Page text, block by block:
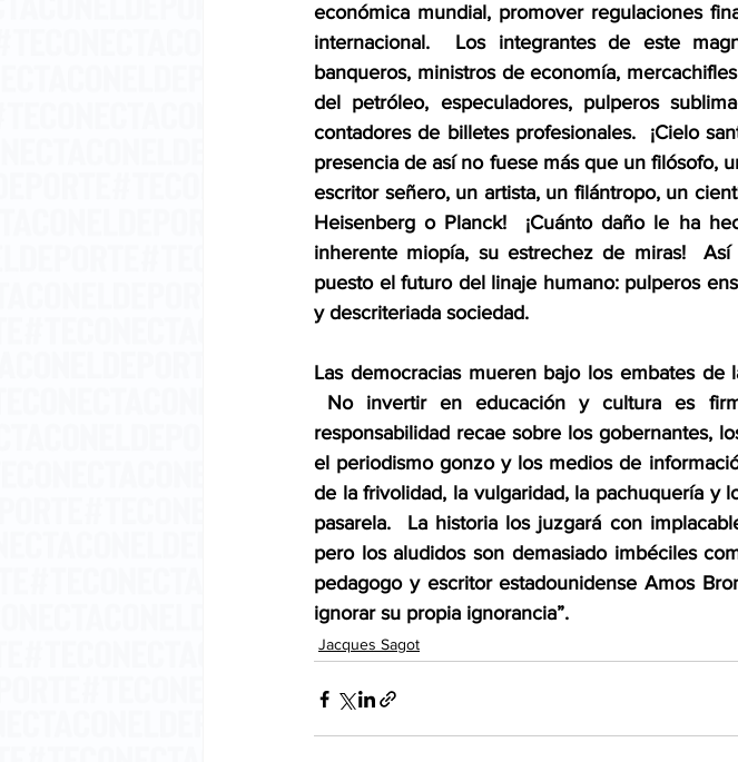
económica mundial, promover regulaciones
internacional.  Los integrantes de este
banqueros, ministros de economía,
del petróleo, especuladores, pulperos
contadores de billetes profesionales.  ¡Cielo
presencia de así no fuese más que un filósofo,
escritor señero, un artista, un filántropo, un
Heisenberg o Planck!  ¡Cuánto daño le ha
inherente miopía, su estrechez de miras!
puesto el futuro del linaje humano: pulperos
y descriteriada sociedad.
Las democracias mueren bajo los embates
No invertir en educación y cultura es
responsabilidad recae sobre los gobernantes,
el periodismo gonzo y los medios de
de la frivolidad, la vulgaridad, la pachuquería y
pasarela.  La historia los juzgará con
pero los aludidos son demasiado imbéciles
pedagogo y escritor estadounidense Amos
ignorar su propia ignorancia”.
Jacques Sagot